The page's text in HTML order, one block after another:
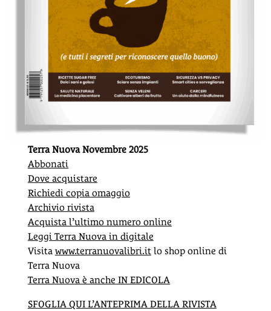
Terra Nuova Novembre 2025
Abbonati
Dove acquistare
Richiedi copia omaggio
Archivio rivista
Acquista l’ultimo numero online
Leggi Terra Nuova in digitale
Visita www.terranuovalibri.itlo shop online di
Terra Nuova
Terra Nuova è anche IN EDICOLA
SFOGLIA QUI L’ANTEPRIMA DELLA RIVISTA